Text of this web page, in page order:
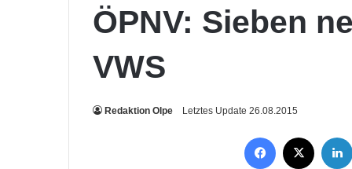
ÖPNV: Sieben
VWS
Redaktion Olpe Letztes Update 26.08.2015